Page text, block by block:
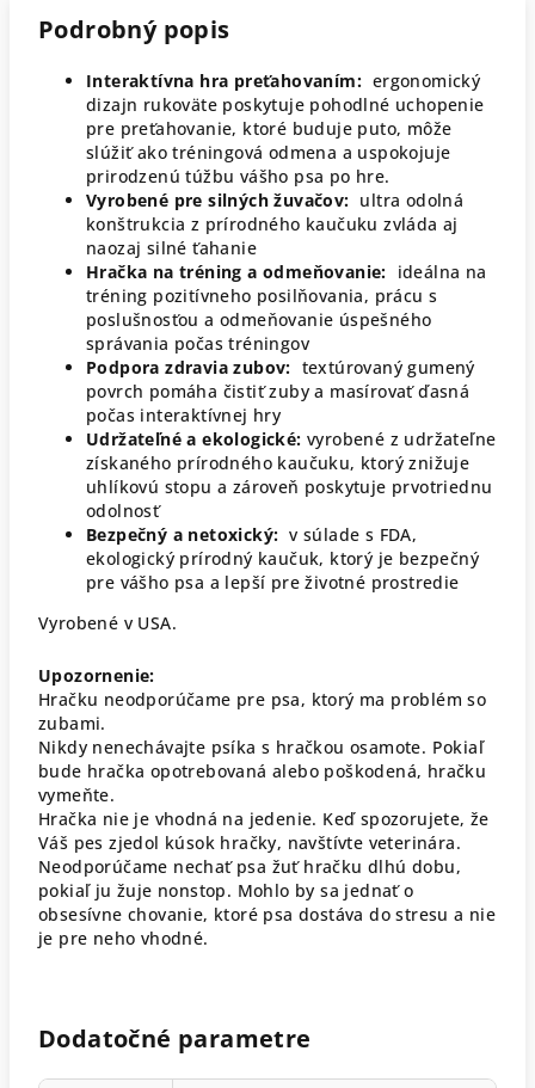
Podrobný popis
Interaktívna hra preťahovaním: ergonomický
dizajn rukoväte poskytuje pohodlné uchopenie
pre preťahovanie, ktoré buduje puto, môže
slúžiť ako tréningová odmena a uspokojuje
prirodzenú túžbu vášho psa po hre.
Vyrobené pre silných žuvačov: ultra odolná
konštrukcia z prírodného kaučuku zvláda aj
naozaj silné ťahanie
Hračka na tréning a odmeňovanie: ideálna na
tréning pozitívneho posilňovania, prácu s
poslušnosťou a odmeňovanie úspešného
správania počas tréningov
Podpora zdravia zubov: textúrovaný gumený
povrch pomáha čistiť zuby a masírovať ďasná
počas interaktívnej hry
Udržateľné a ekologické: vyrobené z udržateľne
získaného prírodného kaučuku, ktorý znižuje
uhlíkovú stopu a zároveň poskytuje prvotriednu
odolnosť
Bezpečný a netoxický: v súlade s FDA,
ekologický prírodný kaučuk, ktorý je bezpečný
pre vášho psa a lepší pre životné prostredie
Vyrobené v USA.
Upozornenie:
Hračku neodporúčame pre psa, ktorý ma problém so
zubami.
Nikdy nenechávajte psíka s hračkou osamote. Pokiaľ
bude hračka opotrebovaná alebo poškodená, hračku
vymeňte.
Hračka nie je vhodná na jedenie. Keď spozorujete, že
Váš pes zjedol kúsok hračky, navštívte veterinára.
Neodporúčame nechať psa žuť hračku dlhú dobu,
pokiaľ ju žuje nonstop. Mohlo by sa jednať o
obsesívne chovanie, ktoré psa dostáva do stresu a nie
je pre neho vhodné.
Dodatočné parametre